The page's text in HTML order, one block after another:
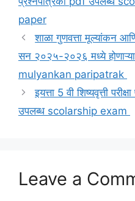
paper
शाळा गुणवत्ता मूल्यांकन
सन २०२५-२०२६ मध्ये
mulyankan paripatrak
इयत्ता 5 वी शिष्यवृत्ती
उपलब्ध scolarship exam
Leave a